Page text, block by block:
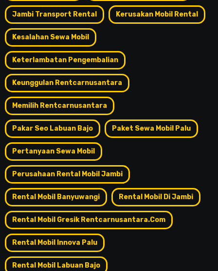
Jambi Transport Rental Kerusakan Mobil Rental
Kesalahan Sewa Mobil
Keterlambatan Pengembalian
Keunggulan Rentcarnusantara
Memilih Rentcarnusantara
Pakar Seo Labuan Bajo Paket Sewa Mobil Palu
Pertanyaan Sewa Mobil
Perusahaan Rental Mobil Jambi
Rental Mobil Banyuwangi Rental Mobil Di Jambi
Rental Mobil Gresik Rentcarnusantara.com
Rental Mobil Innova Palu
Rental Mobil Labuan Bajo